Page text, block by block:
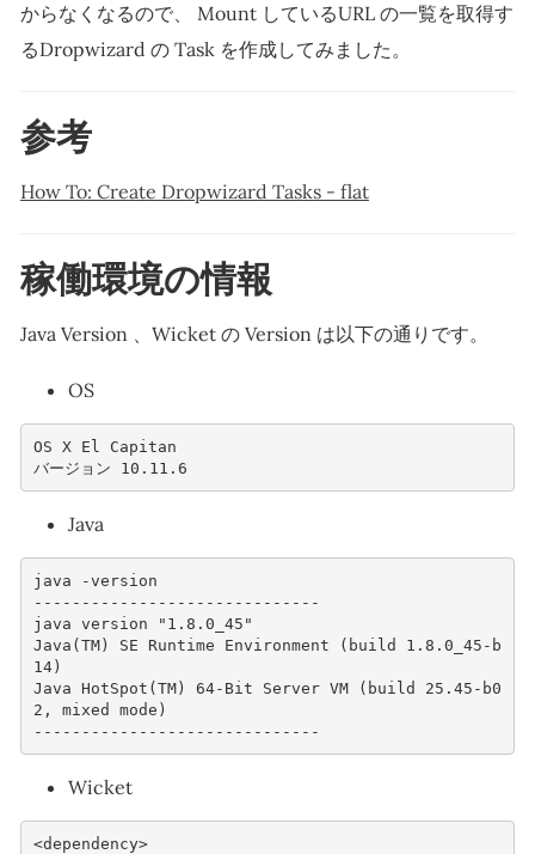
からなくなるので、 Mount しているURL の一覧を取得す
るDropwizard の Task を作成してみました。
参考
How To: Create Dropwizard Tasks - flat
稼働環境の情報
Java Version 、Wicket の Version は以下の通りです。
OS
OS X El Capitan
バージョン 10.11.6
Java
java -version
------------------------------
java version "1.8.0_45"
Java(TM) SE Runtime Environment (build 1.8.0_45-b
14)
Java HotSpot(TM) 64-Bit Server VM (build 25.45-b0
2, mixed mode)
------------------------------
Wicket
<dependency>